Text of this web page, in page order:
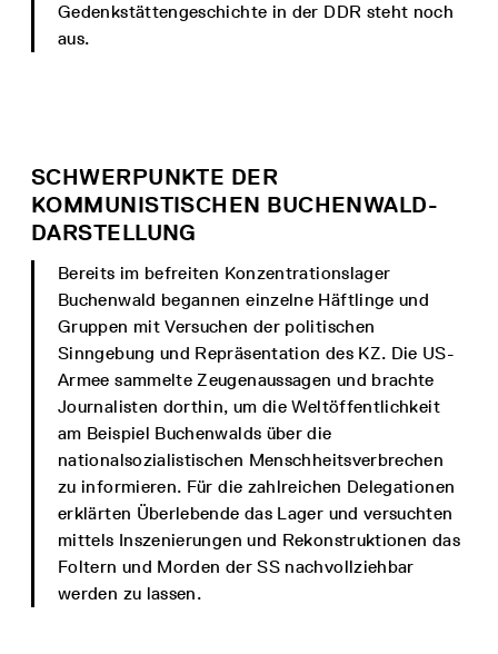
Gedenkstättengeschichte in der DDR steht noch
aus.
SCHWERPUNKTE DER
KOMMUNISTISCHEN BUCHENWALD-
DARSTELLUNG
Bereits im befreiten Konzentrationslager
Buchenwald begannen einzelne Häftlinge und
Gruppen mit Versuchen der politischen
Sinngebung und Repräsentation des KZ. Die US-
Armee sammelte Zeugenaussagen und brachte
Journalisten dorthin, um die Weltöffentlichkeit
am Beispiel Buchenwalds über die
nationalsozialistischen Menschheitsverbrechen
zu informieren. Für die zahlreichen Delegationen
erklärten Überlebende das Lager und versuchten
mittels Inszenierungen und Rekonstruktionen das
Foltern und Morden der SS nachvollziehbar
werden zu lassen.